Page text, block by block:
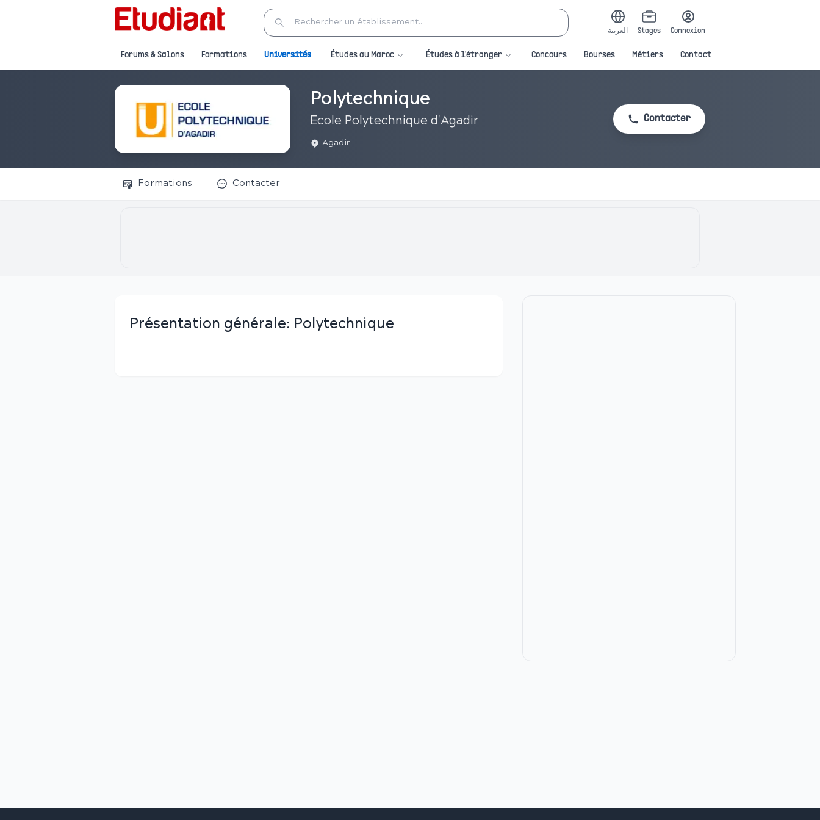
العربية Stages Connexion
Forums & Salons Formations Universités Études au Maroc Études à l'étranger Concours Bourses Métiers Contact
Polytechnique
Ecole Polytechnique d'Agadir
Agadir
Contacter
Formations Contacter
Présentation générale: Polytechnique